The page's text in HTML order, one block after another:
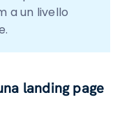
a un livello
landing page